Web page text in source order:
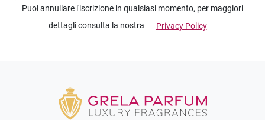
Puoi annullare l'iscrizione in qualsiasi momento, per maggiori
dettagli consulta la nostra
Privacy Policy